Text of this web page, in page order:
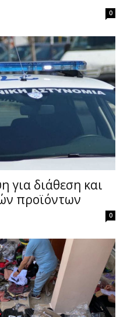
0
για διάθεση και
προϊόντων
0